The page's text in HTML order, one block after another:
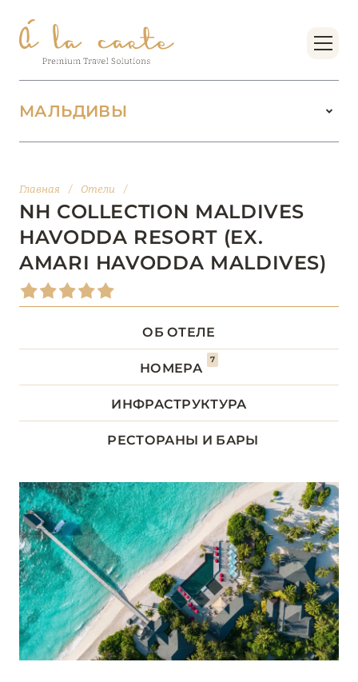
МАЛЬДИВЫ
АДДУ
АТОЛЛ РАА
БАА
ВААВУ
ДХААЛУ
ЛААМУ 1
НУНУ 5
РАА 13
РАСДУ 1
СЕВЕРНЫЙ АРИ 6
Главная / Отели /
NH COLLECTION MALDIVES
HAVODDA RESORT (EX.
AMARI HAVODDA MALDIVES)
ОБ ОТЕЛЕ
НОМЕРА
7
ИНФРАСТРУКТУРА
РЕСТОРАНЫ И БАРЫ